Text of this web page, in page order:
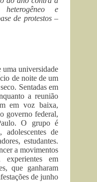
e
de protestos –
uma universidade
de noite de um
Sentadas em
a reunião
em voz baixa,
governo federal,
O grupo é
adolescentes de
estudantes.
a movimentos
em
que ganharam
de junho